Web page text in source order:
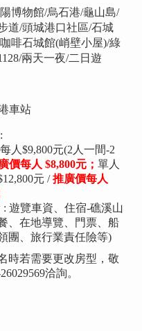
博物館/烏石港/龜山島/
道/頭城港口社區/石城
啡石城館(峭壁小屋)/綠
兩天一夜/二日遊
車站
人$9,800元(2人一間-2
價每人 $8,800元；單人
元 /推廣價每人
: 遊覽車資、住宿-礁溪山
、在地導覽、門票、船
團、旅行業責任險等)
時若需要更改房型，敬
洽詢。